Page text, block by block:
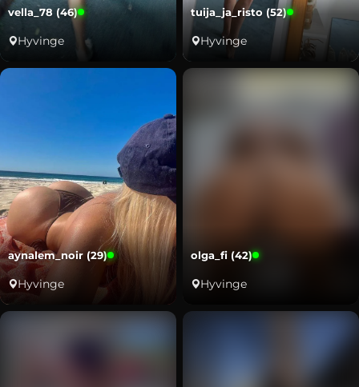
vella_78 (46)
Hyvinge
tuija_ja_risto (52)
Hyvinge
aynalem_noir (29)
Hyvinge
olga_fi (42)
Hyvinge